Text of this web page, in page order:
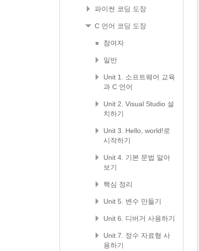
파이썬 코딩 도장
C 언어 코딩 도장
참여자
일반
Unit 1. 소프트웨어 교육
과 C 언어
Unit 2. Visual Studio 설
치하기
Unit 3. Hello, world!로
시작하기
Unit 4. 기본 문법 알아
보기
핵심 정리
Unit 5. 변수 만들기
Unit 6. 디버거 사용하기
Unit 7. 정수 자료형 사
용하기